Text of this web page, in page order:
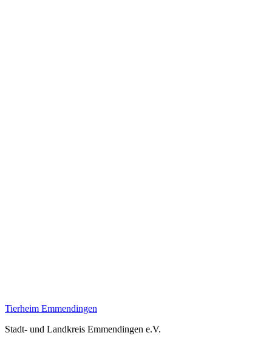
Tierheim Emmendingen
Stadt- und Landkreis Emmendingen e.V.